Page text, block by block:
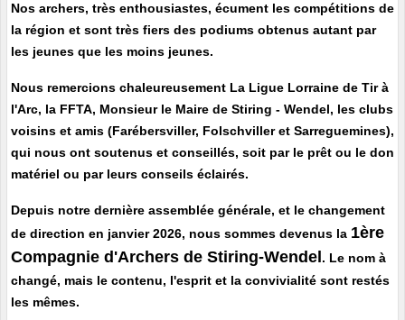
Nos archers, très enthousiastes, écument les compétitions de
la région et sont très fiers des podiums obtenus autant par
les jeunes que les moins jeunes.
Nous remercions chaleureusement La Ligue Lorraine de Tir à
l'Arc, la FFTA, Monsieur le Maire de Stiring - Wendel, les clubs
voisins et amis (Farébersviller, Folschviller et Sarreguemines),
qui nous ont soutenus et conseillés, soit par le prêt ou le don
matériel ou par leurs conseils éclairés.
Depuis notre dernière assemblée générale, et le changement
de direction en janvier 2026, nous sommes devenus la 1ère
Compagnie d'Archers de Stiring-Wendel . Le nom à
changé, mais le contenu, l'esprit et la convivialité sont restés
les mêmes.